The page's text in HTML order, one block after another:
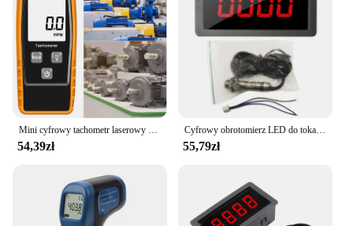
Mini cyfrowy tachometr laserowy Bezdotykowy miernik prędkości obrotowej z podświetleniem LCD Ręczny obrotomierz do silnika tokarki
54,39zł
Cyfrowy obrotomierz LED do tokarek Zestaw precyzyjnych mierników prędkości AC110V-230V
55,79zł